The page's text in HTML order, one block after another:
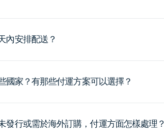
內安排配送？
國家？有那些付運方案可以選擇？
發行或需於海外訂購，付運方面怎樣處理？